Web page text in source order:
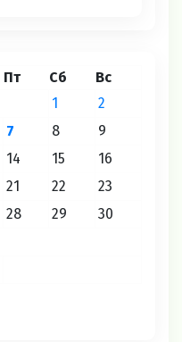
Пт Сб Вс
1
2
7 8
9
14 15
16
21 22
23
28 29
30